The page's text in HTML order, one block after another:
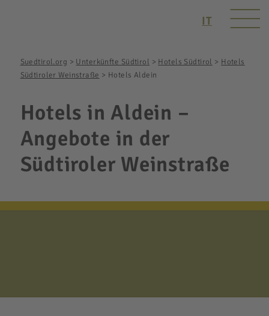
IT
Suedtirol.org > Unterkünfte Südtirol > Hotels Südtirol > Hotels
Südtiroler Weinstraße > Hotels Aldein
Hotels in Aldein –
Angebote in der
Südtiroler Weinstraße